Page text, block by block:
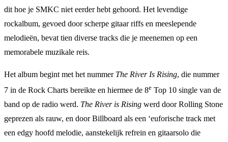
dit hoe je SMKC niet eerder hebt gehoord. Het levendige
rockalbum, gevoed door scherpe gitaar riffs en meeslepende
melodieën, bevat tien diverse tracks die je meenemen op een
memorabele muzikale reis.
Het album begint met het nummer The River Is Rising, die nummer
7 in de Rock Charts bereikte en hiermee de 8e Top 10 single van de
band op de radio werd. The River is Rising werd door Rolling Stone
geprezen als rauw, en door Billboard als een ‘euforische track met
een edgy hoofd melodie, aanstekelijk refrein en gitaarsolo die